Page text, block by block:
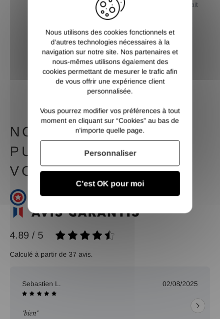
premium au choix et retrait
SERVICE CLIENT
Contactez nous du lundi au
vendredi de 9h à 12h et de
NOTRE MEILLEURE
PUBLICITÉ, C'EST
VOUS
4.89 / 5
Calculé à partir de 37 avis.
Sebastien L. 02/08/2025
"bien"
Nous utilisons des cookies fonctionnels et
d’autres technologies nécessaires à la
navigation sur notre site. Nos partenaires et
nous-mêmes utilisons également des
cookies permettant de mesurer le trafic afin
de vous offrir une expérience client
personnalisée.
Vous pourrez modifier vos préférences à tout
moment en cliquant sur “Cookies” au bas de
n'importe quelle page.
C'est OK pour moi
Personnaliser